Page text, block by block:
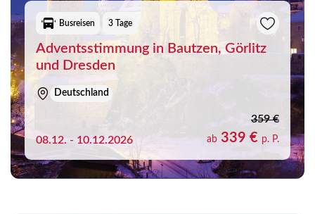
Busreisen 3 Tage
Adventsstimmung in Bautzen, Görlitz
und Dresden
Deutschland
08.12. - 10.12.2026
359 €
ab 339 € p. P.